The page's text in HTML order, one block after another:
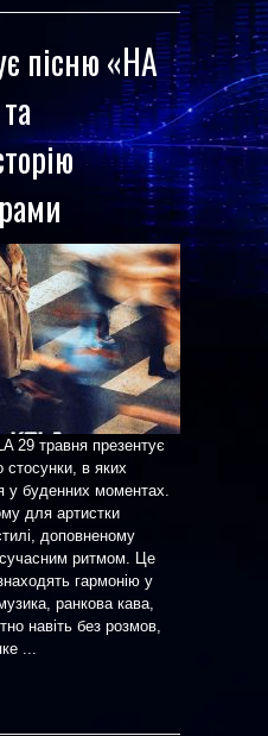
пісню «НА
29 травня презентує
в яких
у буденних моментах.
для артистки
доповненому
сучасним ритмом. Це
гармонію у
ранкова кава,
навіть без розмов,
...